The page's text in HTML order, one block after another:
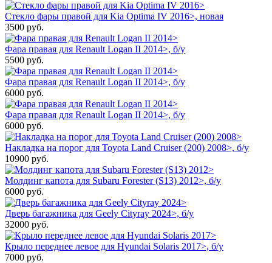
Стекло фары правой для Kia Optima IV 2016>, новая
3500 руб.
Фара правая для Renault Logan II 2014>, б/у
5500 руб.
Фара правая для Renault Logan II 2014>, б/у
6000 руб.
Фара правая для Renault Logan II 2014>, б/у
6000 руб.
Накладка на порог для Toyota Land Cruiser (200) 2008>, б/у
10900 руб.
Молдинг капота для Subaru Forester (S13) 2012>, б/у
6000 руб.
Дверь багажника для Geely Cityray 2024>, б/у
32000 руб.
Крыло переднее левое для Hyundai Solaris 2017>, б/у
7000 руб.